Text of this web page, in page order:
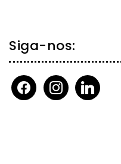
Siga-nos:
facebookinstagramlinkedin